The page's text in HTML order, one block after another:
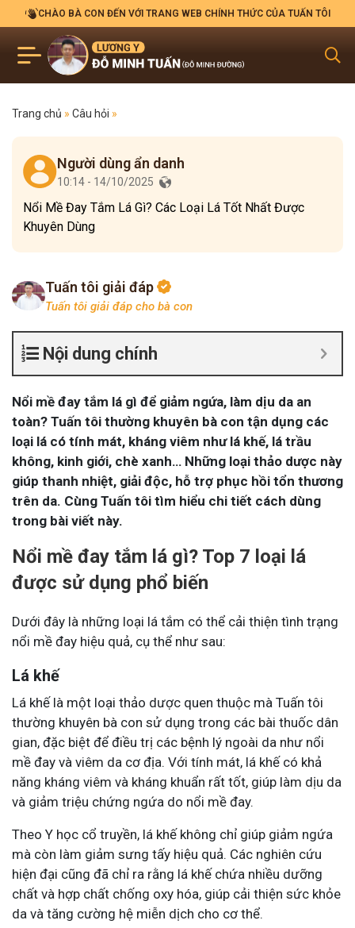
CHÀO BÀ CON ĐẾN VỚI TRANG WEB CHÍNH THỨC CỦA TUẤN TÔI
Trang chủ » Câu hỏi »
Người dùng ẩn danh
10:14 - 14/10/2025
Nổi Mề Đay Tắm Lá Gì? Các Loại Lá Tốt Nhất Được
Khuyên Dùng
Tuấn tôi giải đáp
Tuấn tôi giải đáp cho bà con
Nội dung chính
Nổi mề đay tắm lá gì để giảm ngứa, làm dịu da an
toàn? Tuấn tôi thường khuyên bà con tận dụng các
loại lá có tính mát, kháng viêm như lá khế, lá trầu
không, kinh giới, chè xanh… Những loại thảo dược này
giúp thanh nhiệt, giải độc, hỗ trợ phục hồi tổn thương
trên da. Cùng Tuấn tôi tìm hiểu chi tiết cách dùng
trong bài viết này.
Nổi mề đay tắm lá gì? Top 7 loại lá
được sử dụng phổ biến
Dưới đây là những loại lá tắm có thể cải thiện tình trạng
nổi mề đay hiệu quả, cụ thể như sau:
Lá khế
Lá khế là một loại thảo dược quen thuộc mà Tuấn tôi
thường khuyên bà con sử dụng trong các bài thuốc dân
gian, đặc biệt để điều trị các bệnh lý ngoài da như nổi
mề đay và viêm da cơ địa. Với tính mát, lá khế có khả
năng kháng viêm và kháng khuẩn rất tốt, giúp làm dịu da
và giảm triệu chứng ngứa do nổi mề đay.
Theo Y học cổ truyền, lá khế không chỉ giúp giảm ngứa
mà còn làm giảm sưng tấy hiệu quả. Các nghiên cứu
hiện đại cũng đã chỉ ra rằng lá khế chứa nhiều dưỡng
chất và hợp chất chống oxy hóa, giúp cải thiện sức khỏe
da và tăng cường hệ miễn dịch cho cơ thể.